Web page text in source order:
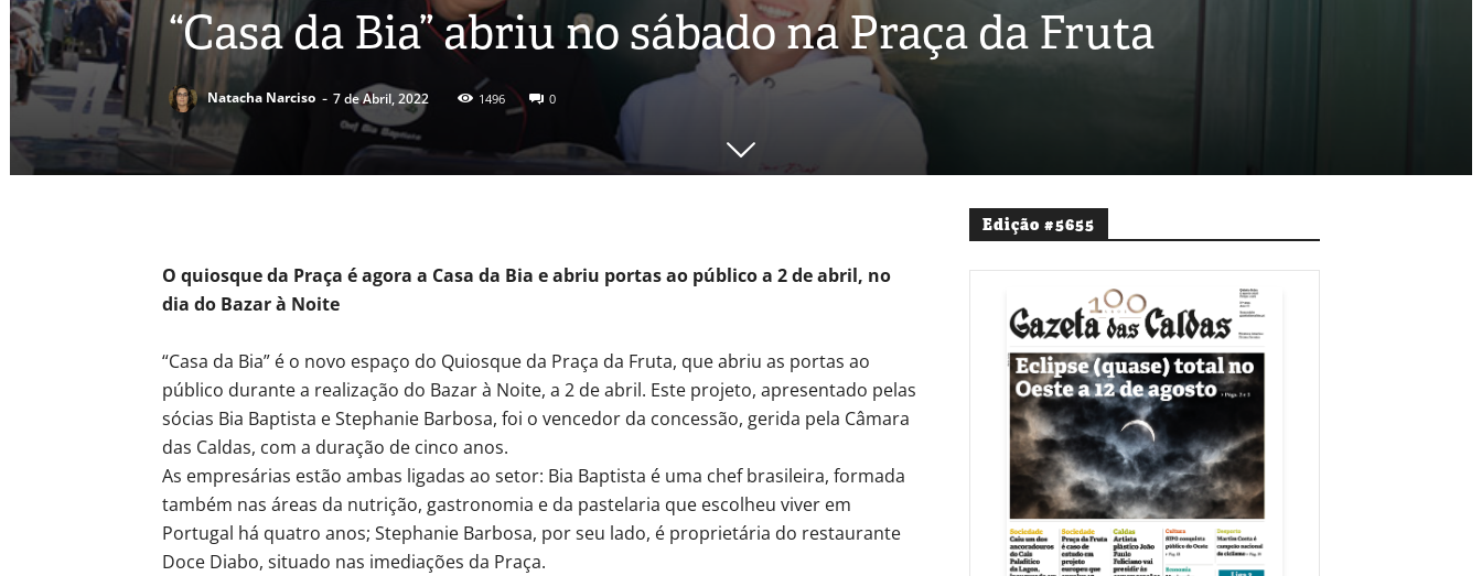
“Casa da Bia” abriu no sábado na Praça da Fruta
Natacha Narciso - 7 de Abril, 2022 1496 0
O quiosque da Praça é agora a Casa da Bia e abriu portas ao público a 2 de abril, no
dia do Bazar à Noite
“Casa da Bia” é o novo espaço do Quiosque da Praça da Fruta, que abriu as portas ao
público durante a realização do Bazar à Noite, a 2 de abril. Este projeto, apresentado pelas
sócias Bia Baptista e Stephanie Barbosa, foi o vencedor da concessão, gerida pela Câmara
das Caldas, com a duração de cinco anos.
As empresárias estão ambas ligadas ao setor: Bia Baptista é uma chef brasileira, formada
também nas áreas da nutrição, gastronomia e da pastelaria que escolheu viver em
Portugal há quatro anos; Stephanie Barbosa, por seu lado, é proprietária do restaurante
Doce Diabo, situado nas imediações da Praça.
Edição #5655